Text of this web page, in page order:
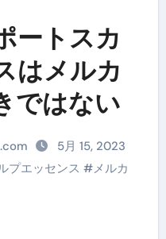
ートスカ
はメルカ
ではない
5月 15, 2023
プエッセンス #メルカ